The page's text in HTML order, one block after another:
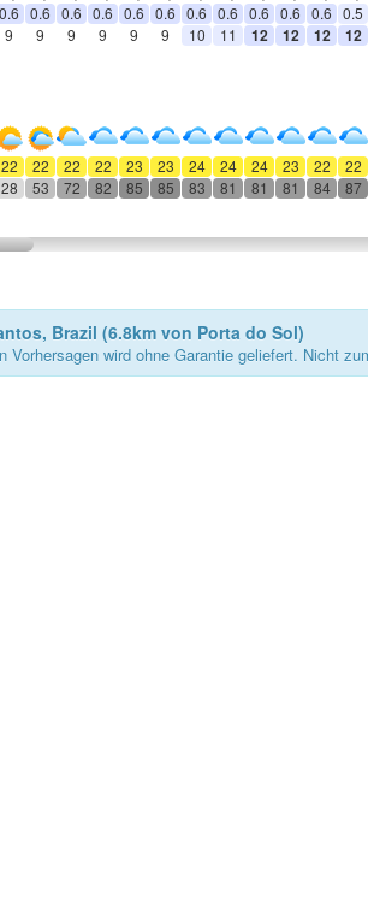
0.6 0.6 0.6 0.6 0.6 0.6 0.6 0.6 0.6 0.6 0.6 0.5
9 9 9 9 9 9 10 11 12 12 12 12
22 22 22 22 23 23 24 24 24 23 22
22
28
53 72 82 85 85 83 81 81 81 84 87
Brazil (6.8km von Porta do Sol)
Vorhersagen wird ohne Garantie geliefert. Nicht